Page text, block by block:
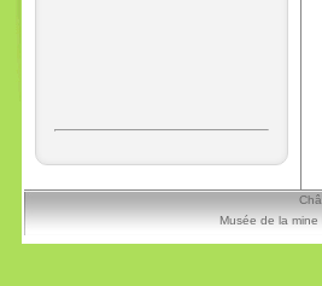
Musée de la